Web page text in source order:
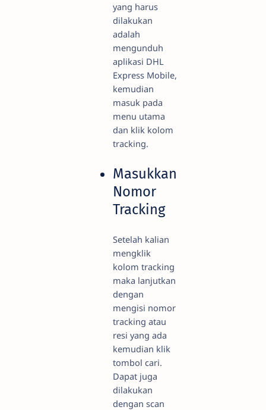
yang harus
dilakukan
adalah
mengunduh
aplikasi DHL
Express Mobile,
kemudian
masuk pada
menu utama
dan klik kolom
tracking.
Masukkan
Nomor
Tracking
Setelah kalian
mengklik
kolom tracking
maka lanjutkan
dengan
mengisi nomor
tracking atau
resi yang ada
kemudian klik
tombol cari.
Dapat juga
dilakukan
dengan scan